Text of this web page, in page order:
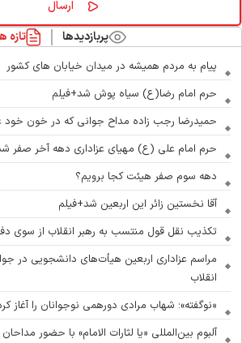
پربازدیدها تازه ها
پیام به مردم همیشه در میدان خیابان های کشور
حرم امام رضا(ع) سیاه پوش شد+فیلم
حمیدرضا رجب زاده مداح جوانی که در خون خود
حرم امام علی (ع) مهیای عزاداری دهه آخر صفر شد
دهه سوم صفر هیئت کجا برویم؟
آقا نخستین زائر این اربعین شد+فیلم
تکذیب نقل قول منتسب به رهبر انقلاب از سوی
مراسم عزاداری اربعین هیأت‌های دانشجویی در
انقلاب
«نوگفته»؛ شهاب مرادی دورهمی نوجوانان را آغاز کرد
آلبوم بین‌المللی «یا لثارات الامام» با حضور مداحان